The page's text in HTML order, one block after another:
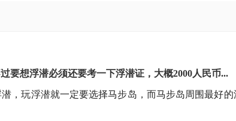
想浮潜必须还要考一下浮潜证，大概2000人民币...
，玩浮潜就一定要选择马步岛，而马步岛周围最好